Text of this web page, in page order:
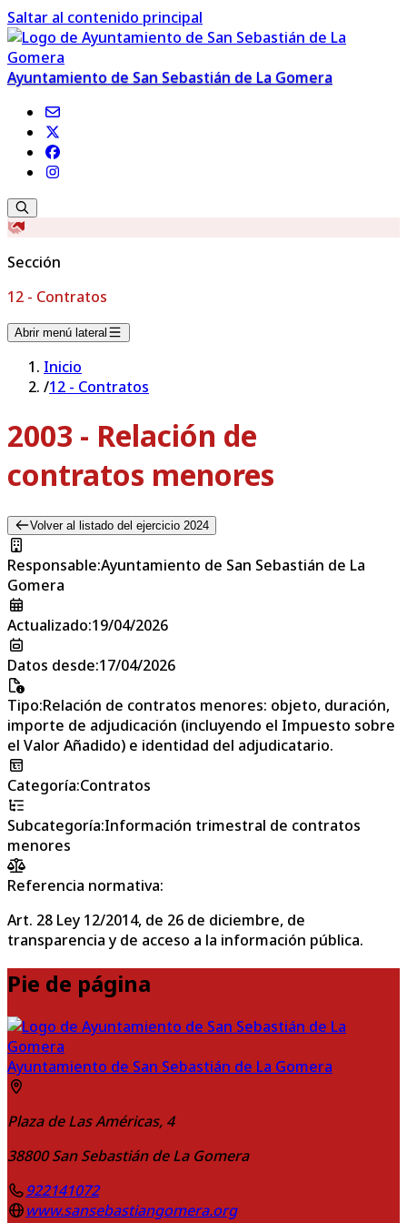
Saltar al contenido principal
Ayuntamiento de San Sebastián de La Gomera
Sección
12 - Contratos
Abrir menú lateral
Inicio
/12 - Contratos
2003 - Relación de
contratos menores
Volver al listado del ejercicio 2024
Responsable:Ayuntamiento de San Sebastián de La
Gomera
Actualizado:19/04/2026
Datos desde:17/04/2026
Tipo:Relación de contratos menores: objeto, duración,
importe de adjudicación (incluyendo el Impuesto sobre
el Valor Añadido) e identidad del adjudicatario.
Categoría:Contratos
Subcategoría:Información trimestral de contratos
menores
Referencia normativa:
Art. 28 Ley 12/2014, de 26 de diciembre, de
transparencia y de acceso a la información pública.
Pie de página
Ayuntamiento de San Sebastián de La Gomera
Plaza de Las Américas, 4
38800 San Sebastián de La Gomera
922141072
www.sansebastiangomera.org